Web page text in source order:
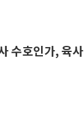
수호인가, 육